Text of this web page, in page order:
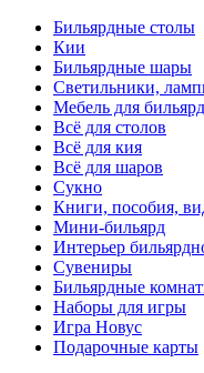
Бильярдные столы
Кии
Бильярдные шары
Светильники,
Мебель для
Всё для столов
Всё для кия
Всё для шаров
Сукно
Книги, пособия,
Мини-бильярд
Интерьер
Сувениры
Бильярдные
Наборы для игры
Игра Новус
Подарочные карты